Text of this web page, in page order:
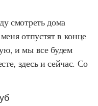
смотреть дома
отпустят в конце
и мы все будем
здесь и сейчас. Со